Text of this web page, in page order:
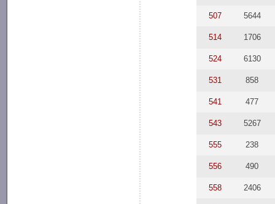
507 5644
514 1706
524 6130
531 858
541 477
543 5267
555 238
556 490
558 2406